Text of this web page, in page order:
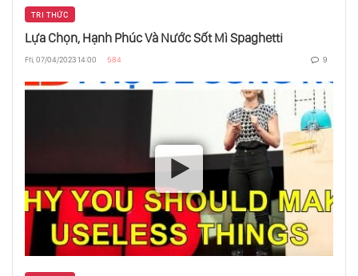
Lịch Sử Thế Giới Trong 18 Phút
Làm Sao Để Kiểm Soát Cánh Tay Của Người
Khác Bằng Bộ Não Của Bạn
Những Gì Tôi Học Được Từ Việc Bị Mù Trong
TRI THỨC
Lựa Chọn, Hạnh Phúc Và Nước Sốt Mì Spaghetti
Fri, 07/04/2023 14:00 584 9